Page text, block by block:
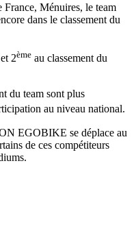
France, Ménuires, le team
dans le classement du
2ème au classement du
du team sont plus
au niveau national.
EGOBIKE se déplace au
de ces compétiteurs